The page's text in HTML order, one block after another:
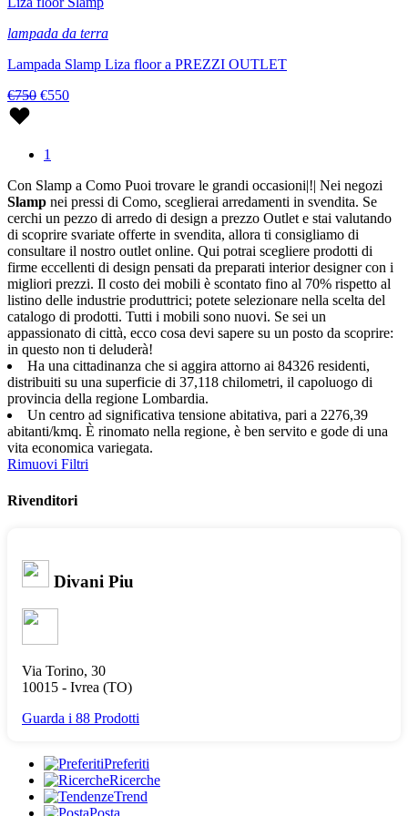
lampada da terra
Lampada Slamp Liza floor a PREZZI OUTLET
€750 €550
1
Con Slamp a Como Puoi trovare le grandi occasioni|!| Nei negozi
Slamp nei pressi di Como, sceglierai arredamenti in svendita. Se
cerchi un pezzo di arredo di design a prezzo Outlet e stai valutando
di scoprire svariate offerte in svendita, allora ti consigliamo di
consultare il nostro outlet online. Qui potrai scegliere prodotti di
firme eccellenti di design pensati da preparati interior designer con i
migliori prezzi. Il costo dei mobili è scontato fino al 70% rispetto al
listino delle industrie produttrici; potete selezionare nella scelta del
catalogo di prodotti. Tutti i mobili sono nuovi. Se sei un
appassionato di città, ecco cosa devi sapere su un posto da scoprire:
in questo non ti deluderà!
Ha una cittadinanza che si aggira attorno ai 84326 residenti,
distribuiti su una superficie di 37,118 chilometri, il capoluogo di
provincia della regione Lombardia.
Un centro ad significativa tensione abitativa, pari a 2276,39
abitanti/kmq. È rinomato nella regione, è ben servito e gode di una
vita economica variegata.
Rimuovi Filtri
Rivenditori
Divani Piu
Via Torino, 30
10015 - Ivrea (TO)
Guarda i 88 Prodotti
Preferiti
Ricerche
Trend